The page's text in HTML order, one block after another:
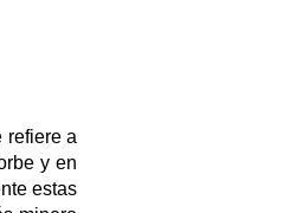
refiere a
y en
estas